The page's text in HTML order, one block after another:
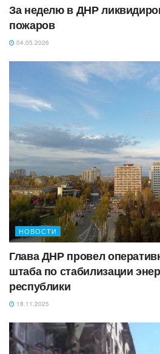
За неделю в ДНР
пожаров
04.05.2026
НОВОСТИ
Глава ДНР провел
штаба по стабилизации
республики
18.11.2025